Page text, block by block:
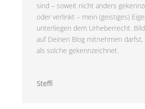
sind – soweit nicht anders
oder verlinkt – mein (geistiges)
unterliegen dem Urheberrecht.
auf Deinen Blog mitnehmen darfst,
als solche gekennzeichnet.
Steffi